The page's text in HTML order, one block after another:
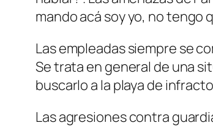
mando acá soy yo, no tengo
Las empleadas siempre se
Se trata en general de una
buscarlo a la playa de
Las agresiones contra